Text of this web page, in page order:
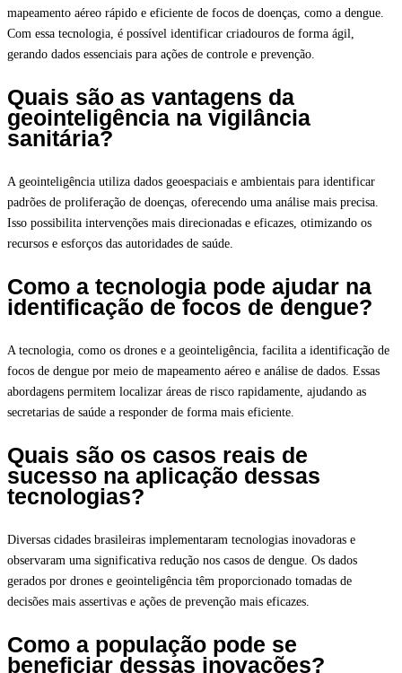
mapeamento aéreo rápido e eficiente de focos de doenças, como a dengue.
Com essa tecnologia, é possível identificar criadouros de forma ágil,
gerando dados essenciais para ações de controle e prevenção.
Quais são as vantagens da
geointeligência na vigilância
sanitária?
A geointeligência utiliza dados geoespaciais e ambientais para identificar
padrões de proliferação de doenças, oferecendo uma análise mais precisa.
Isso possibilita intervenções mais direcionadas e eficazes, otimizando os
recursos e esforços das autoridades de saúde.
Como a tecnologia pode ajudar na
identificação de focos de dengue?
A tecnologia, como os drones e a geointeligência, facilita a identificação de
focos de dengue por meio de mapeamento aéreo e análise de dados. Essas
abordagens permitem localizar áreas de risco rapidamente, ajudando as
secretarias de saúde a responder de forma mais eficiente.
Quais são os casos reais de
sucesso na aplicação dessas
tecnologias?
Diversas cidades brasileiras implementaram tecnologias inovadoras e
observaram uma significativa redução nos casos de dengue. Os dados
gerados por drones e geointeligência têm proporcionado tomadas de
decisões mais assertivas e ações de prevenção mais eficazes.
Como a população pode se
beneficiar dessas inovações?